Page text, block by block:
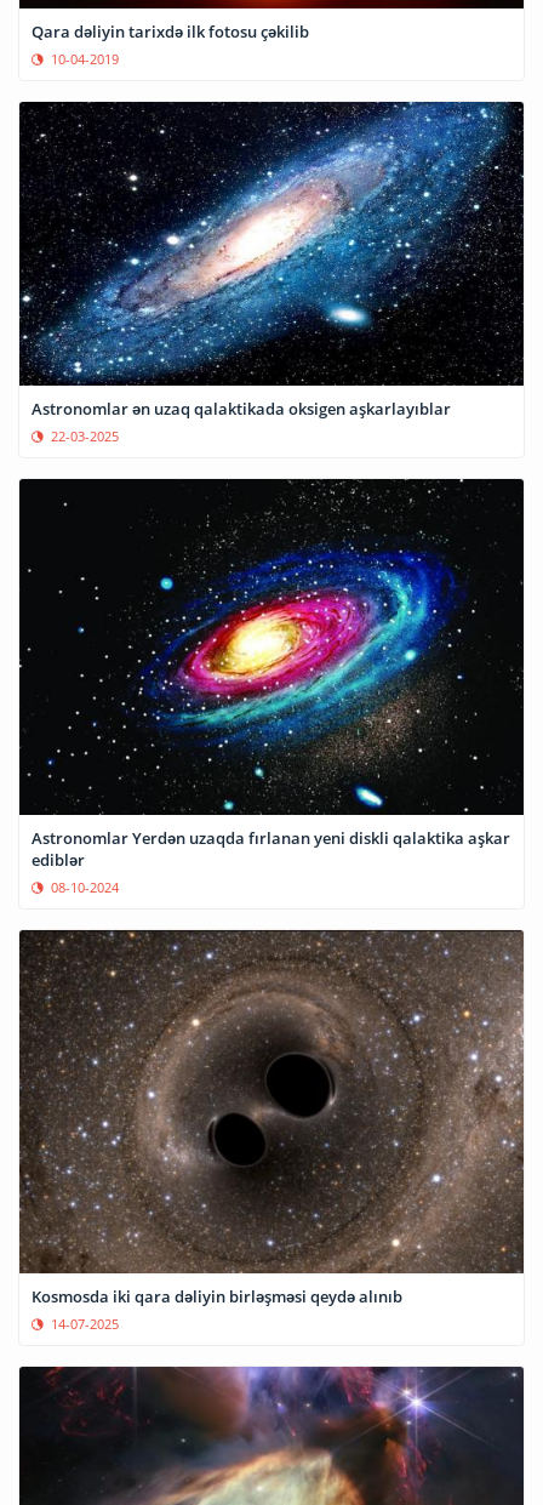
Qara dəliyin tarixdə ilk fotosu çəkilib
10-04-2019
Astronomlar ən uzaq qalaktikada oksigen aşkarlayıblar
22-03-2025
Astronomlar Yerdən uzaqda fırlanan yeni diskli qalaktika aşkar
ediblər
08-10-2024
Kosmosda iki qara dəliyin birləşməsi qeydə alınıb
14-07-2025